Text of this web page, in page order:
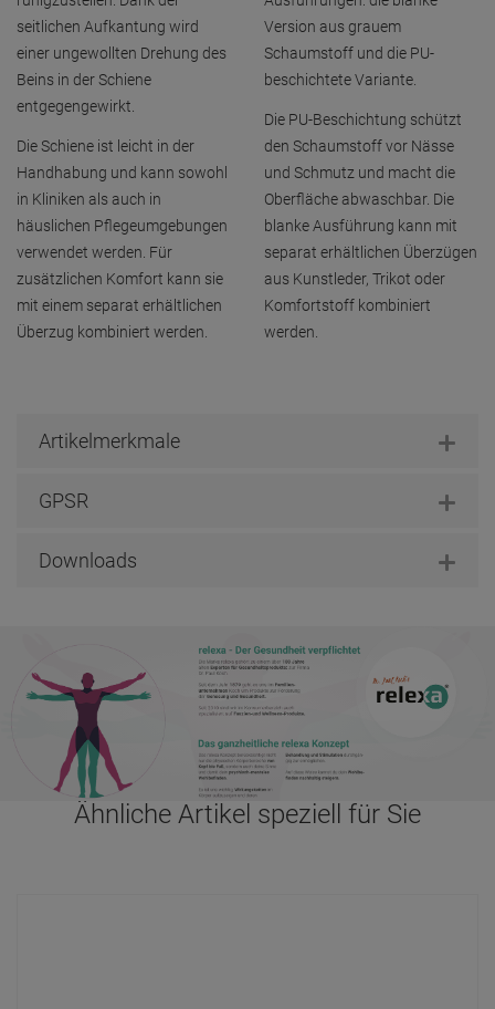
seitlichen Aufkantung wird
einer ungewollten Drehung des
Beins in der Schiene
entgegengewirkt.
Die Schiene ist leicht in der
Handhabung und kann sowohl
in Kliniken als auch in
häuslichen Pflegeumgebungen
verwendet werden. Für
zusätzlichen Komfort kann sie
mit einem separat erhältlichen
Überzug kombiniert werden.
Version aus grauem
Schaumstoff und die PU-
beschichtete Variante.
Die PU-Beschichtung schützt
den Schaumstoff vor Nässe
und Schmutz und macht die
Oberfläche abwaschbar. Die
blanke Ausführung kann mit
separat erhältlichen Überzügen
aus Kunstleder, Trikot oder
Komfortstoff kombiniert
werden.
Artikelmerkmale
GPSR
Downloads
Ähnliche Artikel speziell für Sie